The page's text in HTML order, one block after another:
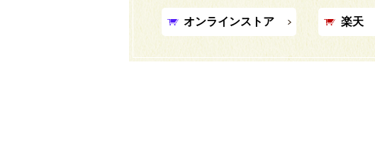
オンラインストア 楽天